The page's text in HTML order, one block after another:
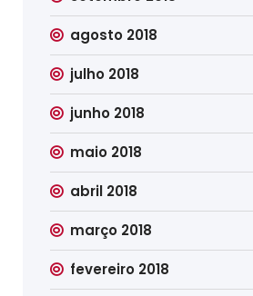
agosto 2018
julho 2018
junho 2018
maio 2018
abril 2018
março 2018
fevereiro 2018